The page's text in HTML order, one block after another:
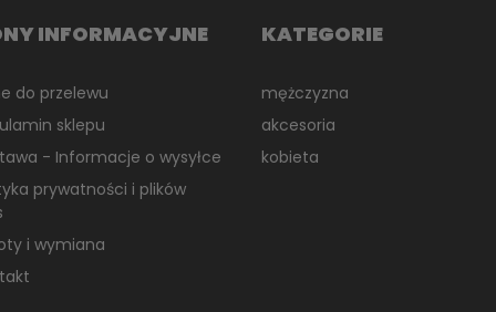
INFORMACYJNE
do przelewu
sklepu
- Informacje o wysyłce
prywatności i plików
i wymiana
KATEGORIE
mężczyzna
akcesoria
kobieta